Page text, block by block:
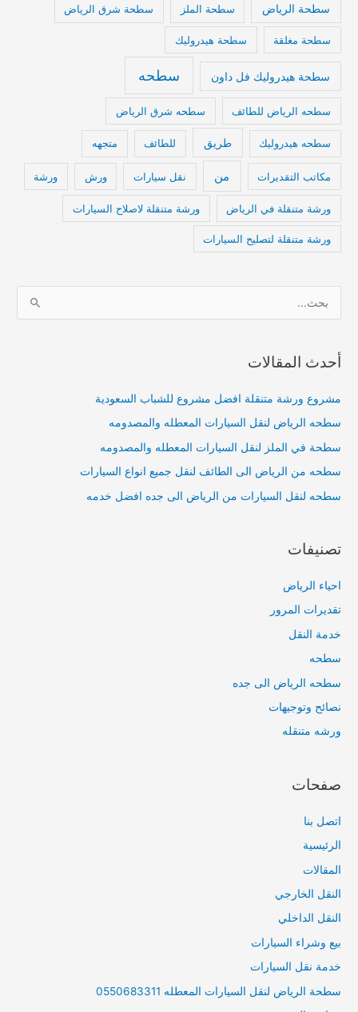
سطحة الرياض سطحة الملز سطحة شرق الرياض
سطحة مغلقة سطحة هيدروليك
سطحة هيدروليك فل داون سطحه
سطحه الرياض للطائف سطحه شرق الرياض
سطحه هيدروليك طريق للطائف متجهه
مكاتب التقديرات من نقل سيارات ورش ورشة
ورشة متنقلة في الرياض ورشة متنقلة لاصلاح السيارات
ورشة متنقلة لتصليح السيارات
ل
ح
ع
ن
:
أحدث المقالات
مشروع ورشة متنقلة افضل مشروع للشباب السعودية
سطحه الرياض لنقل السيارات المعطله والمصدومه
سطحة في الملز لنقل السيارات المعطله والمصدومه
سطحه من الرياض الى الطائف لنقل جميع انواع السيارات
سطحه لنقل السيارات من الرياض الى جده افضل خدمه
تصنيفات
احياء الرياض
تقديرات المرور
خدمة النقل
سطحه
سطحه الرياض الى جده
نصائح وتوجيهات
ورشه متنقله
صفحات
اتصل بنا
الرئيسية
المقالات
النقل الخارجي
النقل الداخلي
بيع وشراء السيارات
خدمة نقل السيارات
سطحة الرياض لنقل السيارات المعطله 0550683311